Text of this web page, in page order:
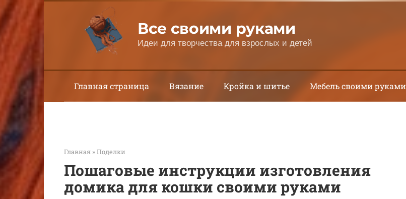
Перейти
к
контенту
Все своими руками
Идеи для творчества для взрослых и детей
Главная страница Вязание Кройка и шитье Мебель своими руками
Главная »Поделки
Пошаговые инструкции изготовления
домика для кошки своими руками